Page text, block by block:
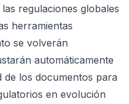
regulaciones globales
herramientas
se volverán
automáticamente
de los documentos para
en evolución